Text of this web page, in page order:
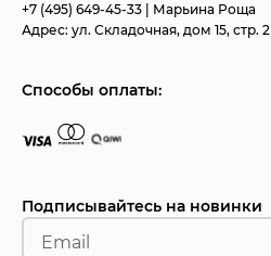
+7 (495) 649-45-33
| Марьина Роща
Адрес: ул. Складочная, дом 15, стр. 2
Способы оплаты:
Подписывайтесь на новинки
Email